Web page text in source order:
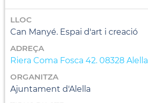
LLOC
Can Manyé. Espai d'art i creació
ADREÇA
Riera Coma Fosca 42. 08328 Alella
ORGANITZA
Ajuntament d'Alella